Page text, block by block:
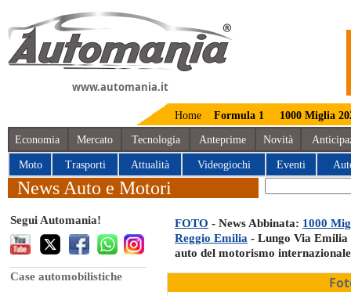
www.automania.it
Home Formula 1 1000 Miglia
Economia Mercato Tecnologia Anteprime Novità
Moto Trasporti Attualità Videogiochi Eventi
News Auto e Motori
Segui Automania!
Case automobilistiche
FOTO - News Abbinata: 1000
Reggio Emilia - Lungo Via Emilia
auto del motorismo internazionale